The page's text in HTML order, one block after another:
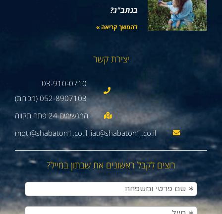
בנתב"ג?
להמשך קריאה »
יצירת קשר
03-910-0710
052-8907103 (מכירות)
moti@shabaton1.co.il liat@shabaton1.co.il
רוצים לקבל ראשונים את שבתון במייל?